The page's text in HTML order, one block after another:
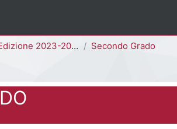
2023-2024 Secondo Grado